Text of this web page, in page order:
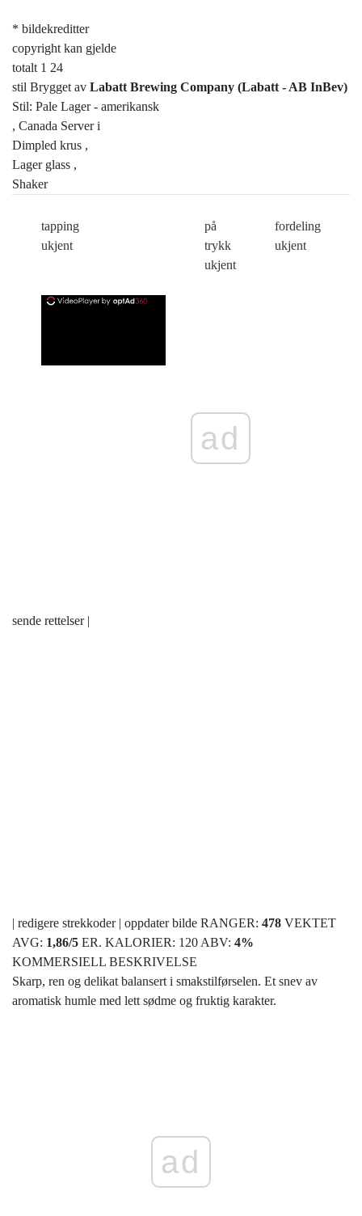
* bildekreditter
copyright kan gjelde
totalt 1 24
stil Brygget av Labatt Brewing Company (Labatt - AB InBev)
Stil: Pale Lager - amerikansk
, Canada Server i
Dimpled krus ,
Lager glass ,
Shaker
tapping
ukjent
på
trykk
ukjent
ad
fordeling
ukjent
sende rettelser |
| redigere strekkoder | oppdater bilde RANGER: 478 VEKTET
AVG: 1,86/5 ER. KALORIER: 120 ABV: 4%
KOMMERSIELL BESKRIVELSE
Skarp, ren og delikat balansert i smakstilførselen. Et snev av
aromatisk humle med lett sødme og fruktig karakter.
ad